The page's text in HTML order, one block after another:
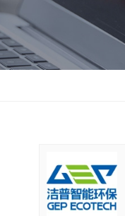
轮胎热解系统
胶破胶机组
垃圾衍生燃料RDF/
再生资源绿色分拣中
水泥窑协同处置固废
郑州市中原区生活垃
建筑,装修,大件垃圾三